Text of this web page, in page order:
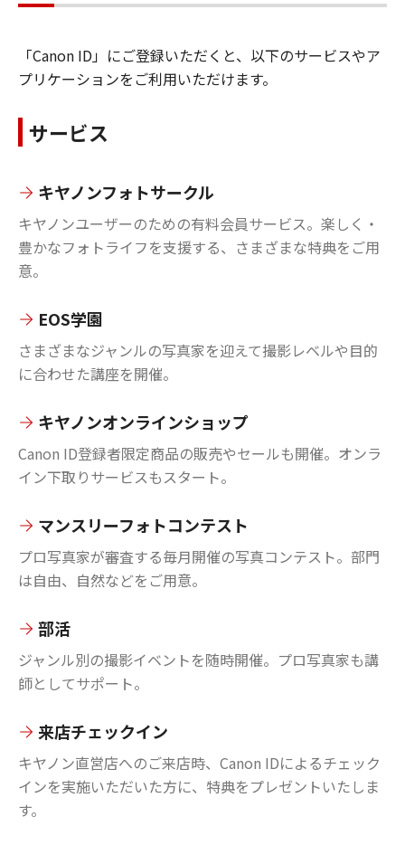
「Canon ID」にご登録いただくと、以下のサービスやア
プリケーションをご利用いただけます。
サービス
キヤノンフォトサークル
キヤノンユーザーのための有料会員サービス。楽しく・
豊かなフォトライフを支援する、さまざまな特典をご用
意。
EOS学園
さまざまなジャンルの写真家を迎えて撮影レベルや目的
に合わせた講座を開催。
キヤノンオンラインショップ
Canon ID登録者限定商品の販売やセールも開催。オンラ
イン下取りサービスもスタート。
マンスリーフォトコンテスト
プロ写真家が審査する毎月開催の写真コンテスト。部門
は自由、自然などをご用意。
部活
ジャンル別の撮影イベントを随時開催。プロ写真家も講
師としてサポート。
来店チェックイン
キヤノン直営店へのご来店時、Canon IDによるチェック
インを実施いただいた方に、特典をプレゼントいたしま
す。